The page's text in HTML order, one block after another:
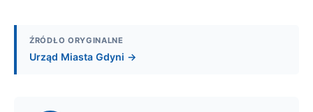
ŹRÓDŁO ORYGINALNE
Urząd Miasta Gdyni →